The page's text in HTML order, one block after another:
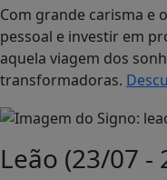
Com grande carisma e
pessoal e investir em
aquela viagem dos
transformadoras.
Leão (23/07 -